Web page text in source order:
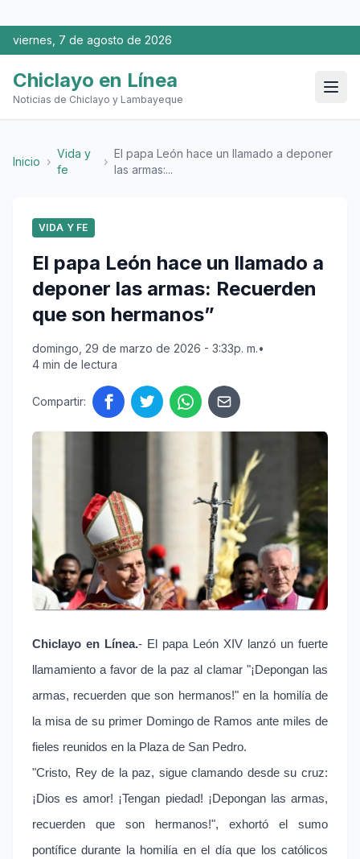
viernes, 7 de agosto de 2026
Chiclayo en Línea
Noticias de Chiclayo y Lambayeque
Inicio ›
Vida y
fe
›
El papa León hace un llamado a deponer
las armas:...
VIDA Y FE
El papa León hace un llamado a
deponer las armas: Recuerden
que son hermanos”
domingo, 29 de marzo de 2026 - 3:33p. m.•
4 min de lectura
Compartir:
Chiclayo en Línea.- El papa León XIV lanzó un fuerte
llamamiento a favor de la paz al clamar "¡Depongan las
armas, recuerden que son hermanos!" en la homilía de
la misa de su primer Domingo de Ramos ante miles de
fieles reunidos en la Plaza de San Pedro.
"Cristo, Rey de la paz, sigue clamando desde su cruz:
¡Dios es amor! ¡Tengan piedad! ¡Depongan las armas,
recuerden que son hermanos!", exhortó el sumo
pontífice durante la homilía en el día que los católicos